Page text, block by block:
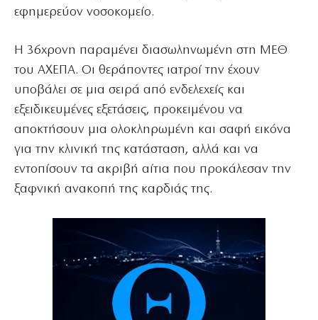
εφημερεύον νοσοκομείο.
Η 36χρονη παραμένει διασωληνωμένη στη ΜΕΘ
του ΑΧΕΠΑ. Οι θεράποντες ιατροί την έχουν
υποβάλει σε μια σειρά από ενδελεχείς και
εξειδικευμένες εξετάσεις, προκειμένου να
αποκτήσουν μια ολοκληρωμένη και σαφή εικόνα
για την κλινική της κατάσταση, αλλά και να
εντοπίσουν τα ακριβή αίτια που προκάλεσαν την
ξαφνική ανακοπή της καρδιάς της.